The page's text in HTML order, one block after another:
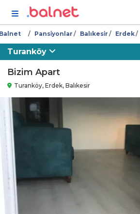
Pansi̇yonlar Balıkesi̇r Erdek
Turanköy
Bizim Apart
Turanköy, Erdek, Balıkesir